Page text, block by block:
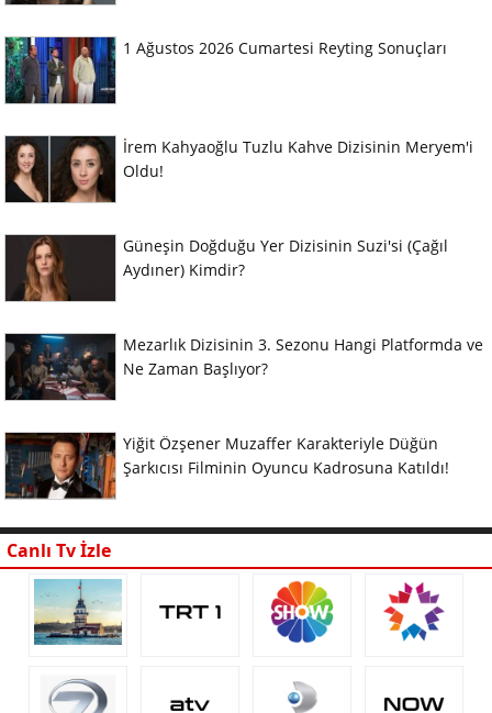
1 Ağustos 2026 Cumartesi Reyting Sonuçları
İrem Kahyaoğlu Tuzlu Kahve Dizisinin Meryem'i
Oldu!
Güneşin Doğduğu Yer Dizisinin Suzi'si (Çağıl
Aydıner) Kimdir?
Mezarlık Dizisinin 3. Sezonu Hangi Platformda ve
Ne Zaman Başlıyor?
Yiğit Özşener Muzaffer Karakteriyle Düğün
Şarkıcısı Filminin Oyuncu Kadrosuna Katıldı!
Canlı Tv İzle